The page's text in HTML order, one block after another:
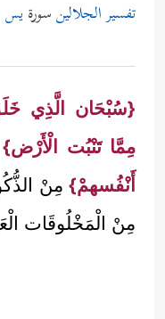
تفسير الجلالينسورةيس
{سُبْحَان الَّذِي
مِمَّا تَنْبُت الْأَرْض}
أَنْفُسهمْ}مِنْ
مِنْ الْمَخْلُوقَات